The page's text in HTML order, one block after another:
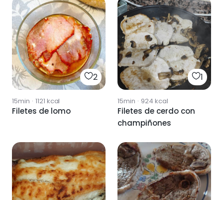
2
15min · 1121 kcal
Filetes de lomo
1
15min · 924 kcal
Filetes de cerdo con
champiñones